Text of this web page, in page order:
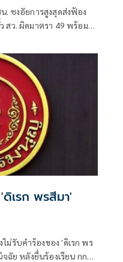
ชงอัยการสูงสุดส่งฟ้อง
สว. ผิดมาตรา 49 พร้อม
เรก พรสีมา'
ม่รับคำร้องของ 'ดิเรก พร
ฉัย หลังยื่นร้องเรียน กกต.